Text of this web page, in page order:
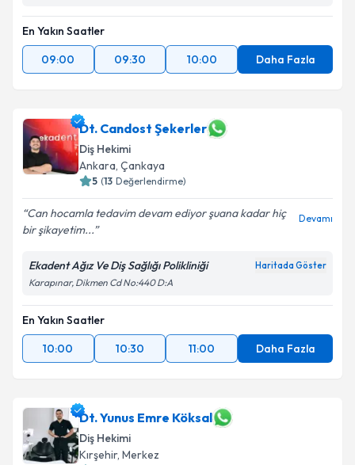
Takvim Talebini Gönder
En Yakın Saatler
09:00
09:30 10:00 Daha Fazla
Dt. Candost Şekerler
Diş Hekimi
Ankara, Çankaya
5 (13 Değerlendirme)
Can hocamla tedavim devam ediyor şuana kadar hiç
bir şikayetim...
Devamı
Ekadent Ağız Ve Diş Sağlığı Polikliniği Haritada Göster
Karapınar, Dikmen Cd No:440 D:A
En Yakın Saatler
10:00
10:30 11:00 Daha Fazla
Dt. Yunus Emre Köksal
Diş Hekimi
Kırşehir, Merkez